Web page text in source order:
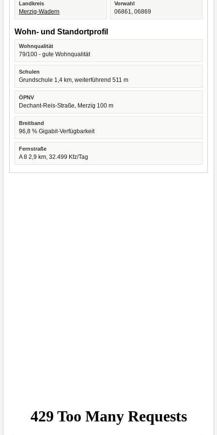
Landkreis
Merzig-Wadern
Vorwahl
06861, 06869
Wohn- und Standortprofil
Wohnqualität
79/100 - gute Wohnqualität
Schulen
Grundschule 1,4 km, weiterführend 511 m
ÖPNV
Dechant-Reis-Straße, Merzig 100 m
Breitband
96,8 % Gigabit-Verfügbarkeit
Fernstraße
A 8 2,9 km, 32.499 Kfz/Tag